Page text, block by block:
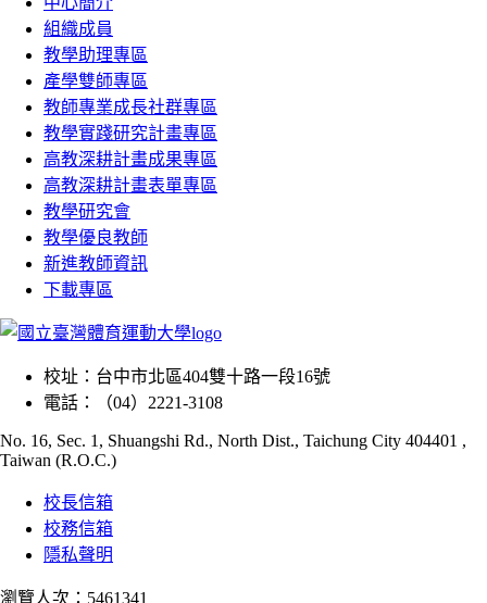
組織成員
教學助理專區
產學雙師專區
教師專業成長社群專區
教學實踐研究計畫專區
高教深耕計畫成果專區
高教深耕計畫表單專區
教學研究會
教學優良教師
新進教師資訊
下載專區
校址： 台中市北區404雙十路一段16號
電話：
（04）2221-3108
No. 16, Sec. 1, Shuangshi Rd., North Dist., Taichung City 404401 ,
Taiwan (R.O.C.)
校長信箱
校務信箱
隱私聲明
瀏覽人次：5461341